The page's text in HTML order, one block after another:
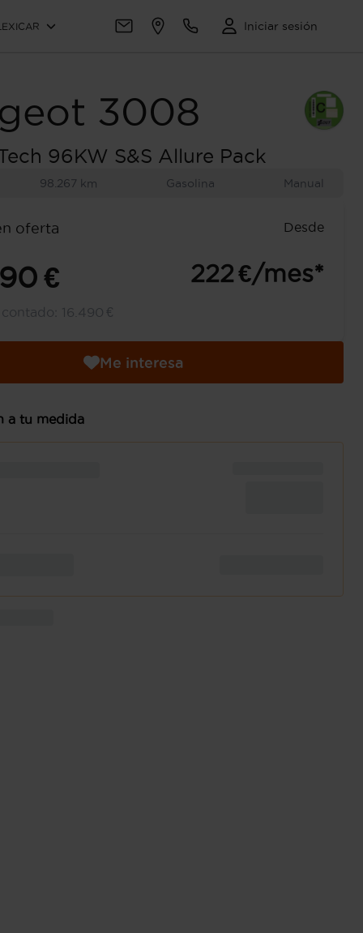
Iniciar sesión
3008
96KW S&S Allure Pack
98.267 km Gasolina Manual
oferta
Desde
€ 222 €/mes*
16.490 €
Me interesa
a tu medida